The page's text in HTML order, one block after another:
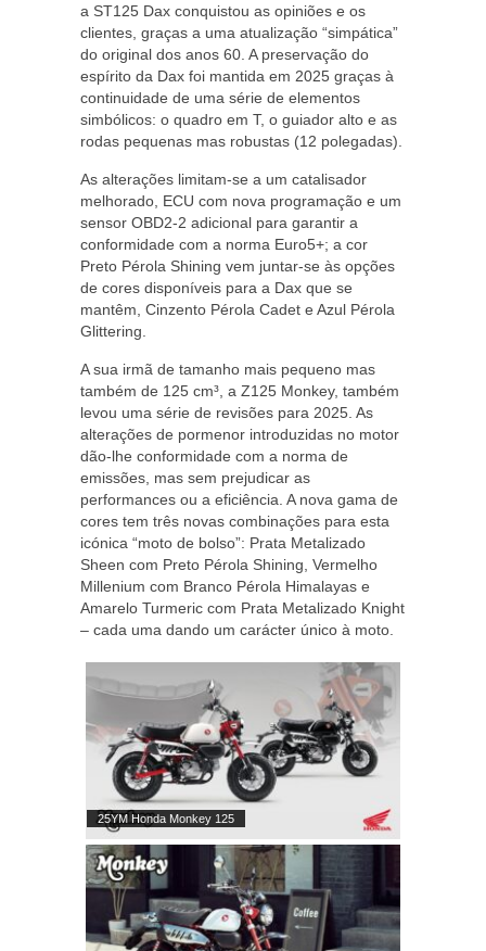
a ST125 Dax conquistou as opiniões e os
clientes, graças a uma atualização “simpática”
do original dos anos 60. A preservação do
espírito da Dax foi mantida em 2025 graças à
continuidade de uma série de elementos
simbólicos: o quadro em T, o guiador alto e as
rodas pequenas mas robustas (12 polegadas).
As alterações limitam-se a um catalisador
melhorado, ECU com nova programação e um
sensor OBD2-2 adicional para garantir a
conformidade com a norma Euro5+; a cor
Preto Pérola Shining vem juntar-se às opções
de cores disponíveis para a Dax que se
mantêm, Cinzento Pérola Cadet e Azul Pérola
Glittering.
A sua irmã de tamanho mais pequeno mas
também de 125 cm³, a Z125 Monkey, também
levou uma série de revisões para 2025. As
alterações de pormenor introduzidas no motor
dão-lhe conformidade com a norma de
emissões, mas sem prejudicar as
performances ou a eficiência. A nova gama de
cores tem três novas combinações para esta
icónica “moto de bolso”: Prata Metalizado
Sheen com Preto Pérola Shining, Vermelho
Millenium com Branco Pérola Himalayas e
Amarelo Turmeric com Prata Metalizado Knight
– cada uma dando um carácter único à moto.
25YM Honda Monkey 125